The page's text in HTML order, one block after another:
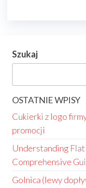
Szukaj
OSTATNIE WPISY
Cukierki z logo
promocji
Understanding
Comprehensive
Golnica (lewy